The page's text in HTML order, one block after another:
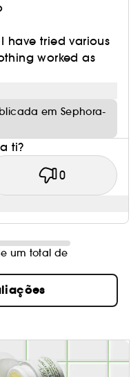
have tried various
worked as
em Sephora-
ti?
0
um total de